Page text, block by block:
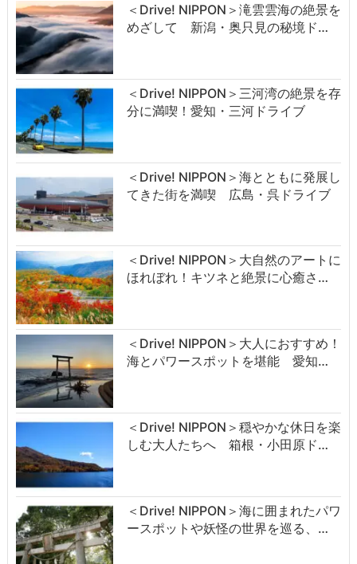
＜Drive! NIPPON＞滝雲雲海の絶景を
めざして 新潟・奥只見の秘境ド…
＜Drive! NIPPON＞三河湾の絶景を存
分に満喫！愛知・三河ドライブ
＜Drive! NIPPON＞海とともに発展し
てきた街を満喫 広島・呉ドライブ
＜Drive! NIPPON＞大自然のアートに
ほれぼれ！キツネと絶景に心癒さ…
＜Drive! NIPPON＞大人におすすめ！
海とパワースポットを堪能 愛知…
＜Drive! NIPPON＞穏やかな休日を楽
しむ大人たちへ 箱根・小田原ド…
＜Drive! NIPPON＞海に囲まれたパワ
ースポットや妖怪の世界を巡る、…